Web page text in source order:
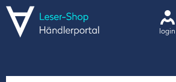
login